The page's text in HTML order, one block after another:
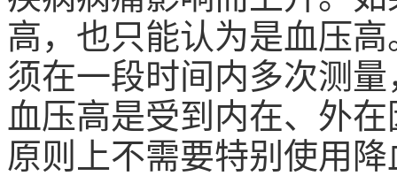
高，也只能认为是血压
须在一段时间内多次测
血压高是受到内在、外
原则上不需要特别使用